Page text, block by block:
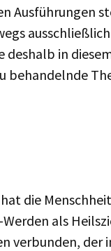
Ausführungen
deshalb in
behandelnde
die
als
verbunden, der